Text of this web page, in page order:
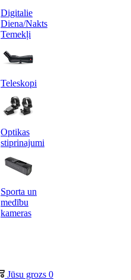
Digitalie
Diena/Nakts
Temekļi
Teleskopi
Optikas
stiprinajumi
Sporta un
medību
kameras
Jūsu grozs 0